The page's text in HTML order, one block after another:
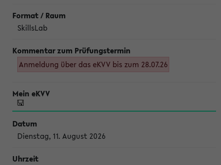
SkillsLab
Anmeldung über das eKVV bis zum 28.07.26
Dienstag, 11. August 2026